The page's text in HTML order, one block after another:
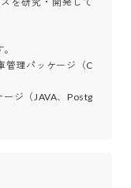
理パッケージ（C
ジ（JAVA、Postg